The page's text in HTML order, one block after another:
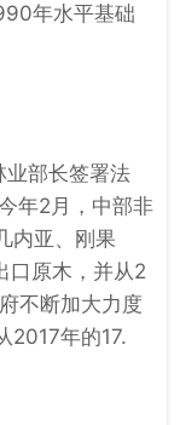
年水平基础
业部长签署法
年2月，中部非
内亚、刚果
口原木，并从2
不断加大力度
2017年的17.